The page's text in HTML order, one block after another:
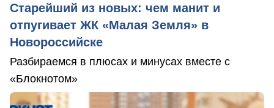
Старейший из новых: чем манит и
отпугивает ЖК «Малая Земля» в
Новороссийске
Разбираемся в плюсах и минусах вместе с
«Блокнотом»